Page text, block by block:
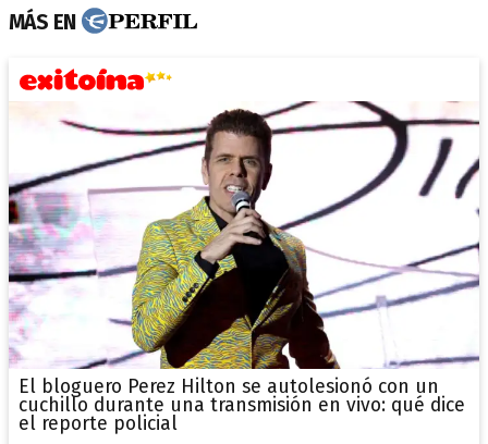
MÁS EN
El bloguero Perez Hilton se autolesionó con un
cuchillo durante una transmisión en vivo: qué dice
el reporte policial